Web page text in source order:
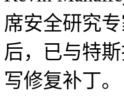
席安全研究
后，已与特
写修复补丁